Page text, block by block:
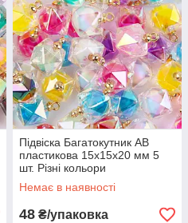
Підвіска Багатокутник АВ
пластикова 15х15х20 мм 5
шт. Різні кольори
Немає в наявності
48 ₴/упаковка